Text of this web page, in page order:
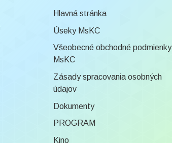
Hlavná stránka
Úseky MsKC
Všeobecné obchodné podmienky
MsKC
Zásady spracovania osobných
údajov
Dokumenty
PROGRAM
Kino